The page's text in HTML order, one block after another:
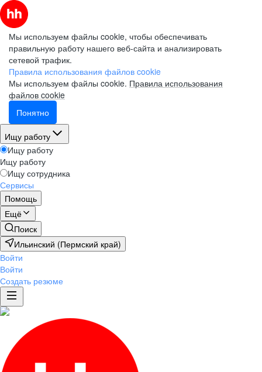
Мы используем файлы cookie, чтобы обеспечивать
правильную работу нашего веб-сайта и анализировать
сетевой трафик.
Правила использования файлов cookie
Мы используем файлы cookie. Правила использования
файлов cookie
Понятно
Ищу работу
Ищу работу
Ищу работу
Ищу сотрудника
Сервисы
Помощь
Ещё
Поиск
Ильинский (Пермский край)
Войти
Войти
Создать резюме